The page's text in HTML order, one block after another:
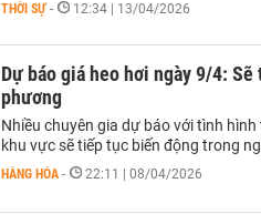
THỜI SỰ - 12:34 | 13/04/2026
Dự báo giá heo hơi ngày 9/4:
phương
Nhiều chuyên gia dự báo với tình
khu vực sẽ tiếp tục biến động trong
HÀNG HÓA - 22:11 | 08/04/2026